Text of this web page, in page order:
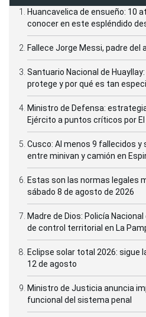
Huancavelica de ensueño: 10
conocer en este espléndido
Fallece Jorge Messi, padre del
Santuario Nacional de
protege y por qué es tan
Ministro de Defensa:
Ejército a puntos críticos por El
Cusco: Al menos 9 fallecidos
entre minivan y camión en
Estas son las normas legales
sábado 8 de agosto de 2026
Madre de Dios: Policía
de control territorial en La
Eclipse solar total 2026: sigue
12 de agosto
Ministro de Justicia anuncia
funcional del sistema penal